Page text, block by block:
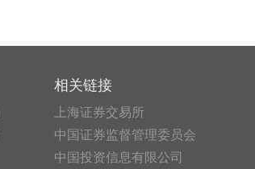
相关链接
上海证券交易所
中国证券监督管理委员会
中国投资信息有限公司